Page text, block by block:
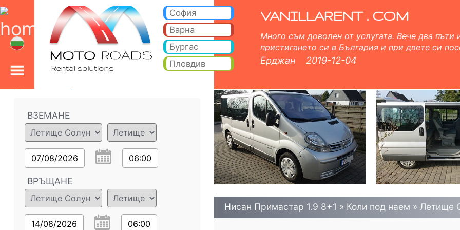
Нисан Примастар 1.9 8+1 - Коли под наем в
София
Варна
Бургас
Пловдив
VANILLARENT . COM
Много съм доволен от услугата. Вече два пъти
пристигането си в България и при двете си
което поисках. Правилно и много хубаво
Ерджан 2019-12-04
ВЗЕМАНЕ
07/08/2026 06:00
ВРЪЩАНЕ
14/08/2026 06:00
Нисан Примастар 1.9 8+1 » Коли под наем » Летище